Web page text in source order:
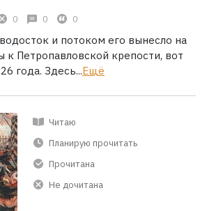
0 0 0
и потоком его вынесло на
к Петропавловской крепости, вот
года. Здесь...Ещё
Читаю
Планирую прочитать
Прочитана
Не дочитана